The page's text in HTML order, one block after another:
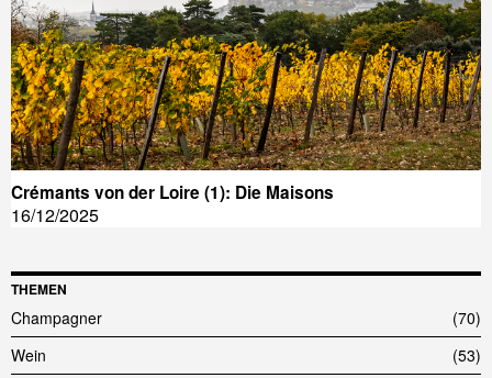
Crémants von der Loire (1): Die Maisons
16/12/2025
THEMEN
Champagner
70
Wein
53